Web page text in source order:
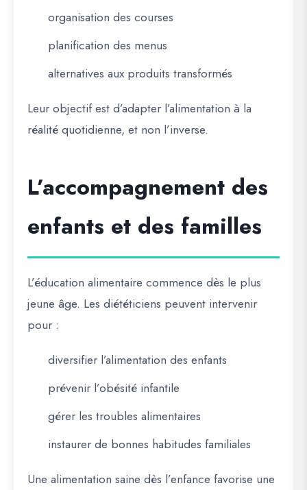
organisation des courses
planification des menus
alternatives aux produits transformés
Leur objectif est d’adapter l’alimentation à la
réalité quotidienne, et non l’inverse.
L’accompagnement des
enfants et des familles
L’éducation alimentaire commence dès le plus
jeune âge. Les diététiciens peuvent intervenir
pour :
diversifier l’alimentation des enfants
prévenir l’obésité infantile
gérer les troubles alimentaires
instaurer de bonnes habitudes familiales
Une alimentation saine dès l’enfance favorise une